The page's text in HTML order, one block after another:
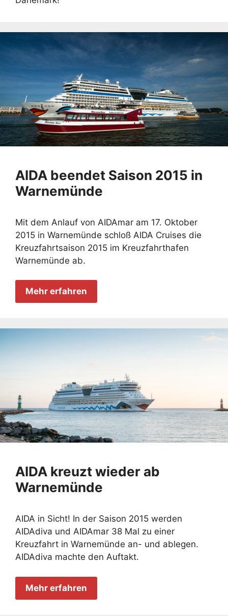
AIDA beendet Saison 2015 in
Warnemünde
Mit dem Anlauf von AIDAmar am 17. Oktober
2015 in Warnemünde schloß AIDA Cruises die
Kreuzfahrtsaison 2015 im Kreuzfahrthafen
Warnemünde ab.
Mehr erfahren
AIDA kreuzt wieder ab
Warnemünde
AIDA in Sicht! In der Saison 2015 werden
AIDAdiva und AIDAmar 38 Mal zu einer
Kreuzfahrt in Warnemünde an- und ablegen.
AIDAdiva machte den Auftakt.
Mehr erfahren